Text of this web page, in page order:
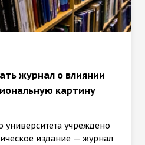
журнал о влиянии
картину
университета учреждено
издание — журнал